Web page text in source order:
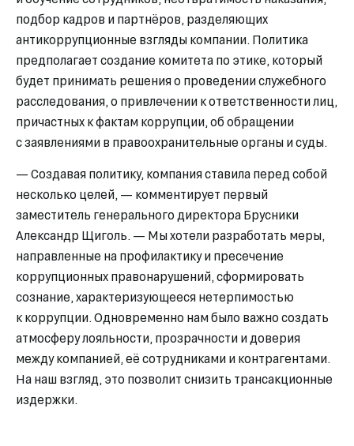
подбор кадров и партнёров, разделяющих
антикоррупционные взгляды компании. Политика
предполагает создание комитета по этике, который
будет принимать решения о проведении служебного
расследования, о привлечении к ответственности лиц,
причастных к фактам коррупции, об обращении
с заявлениями в правоохранительные органы и суды.
— Создавая политику, компания ставила перед собой
несколько целей, — комментирует первый
заместитель генерального директора Брусники
Александр Щиголь. — Мы хотели разработать меры,
направленные на профилактику и пресечение
коррупционных правонарушений, сформировать
сознание, характеризующееся нетерпимостью
к коррупции. Одновременно нам было важно создать
атмосферу лояльности, прозрачности и доверия
между компанией, её сотрудниками и контрагентами.
На наш взгляд, это позволит снизить трансакционные
издержки.